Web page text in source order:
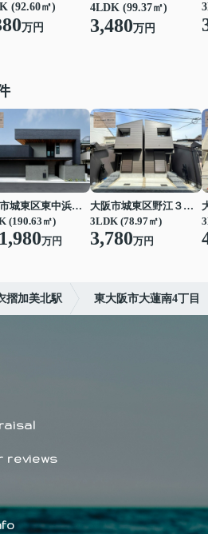
(92.60㎡)
万円
4LDK (99.37㎡)
3,480万円
大阪市城東区東中浜３丁目
(190.63㎡)
1,980万円
大阪市城東区野江３丁目
3LDK (78.97㎡)
3,780万円
摺加美北駅 東大阪市大蓮南4丁目
reviews